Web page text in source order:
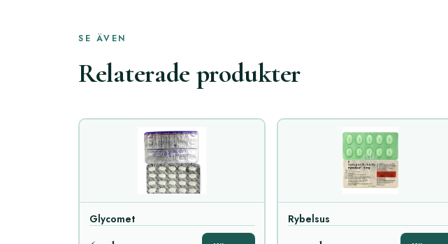
SE ÄVEN
Relaterade produkter
Glycomet Rybelsus